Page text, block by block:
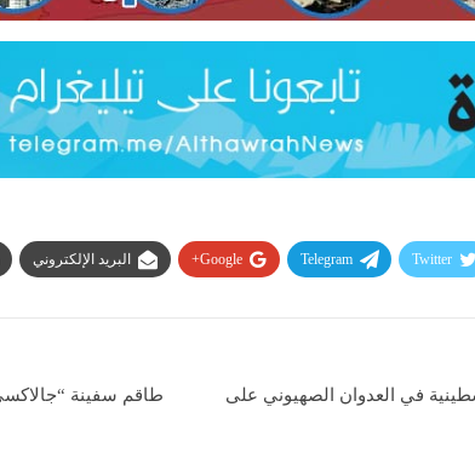
Twitter
Telegram
Google+ البريد الإلكتروني
في العدوان الصهيوني على
طاقم سفينة